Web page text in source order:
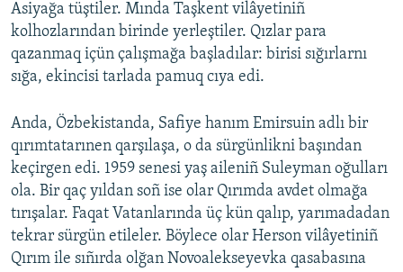
Asiyağa tüştiler. Mında Taşkent vilâyetiniñ
kolhozlarından birinde yerleştiler. Qızlar para
qazanmaq içün çalışmağa başladılar: birisi sığırlarnı
sığa, ekincisi tarlada pamuq cıya edi.
Anda, Özbekistanda, Safiye hanım Emirsuin adlı bir
qırımtatarınen qarşılaşa, o da sürgünlikni başından
keçirgen edi. 1959 senesi yaş aileniñ Suleyman oğulları
ola. Bir qaç yıldan soñ ise olar Qırımda avdet olmağa
tırışalar. Faqat Vatanlarında üç kün qalıp, yarımadadan
tekrar sürgün etileler. Böylece olar Herson vilâyetiniñ
Qırım ile sıñırda olğan Novoalekseyevka qasabasına